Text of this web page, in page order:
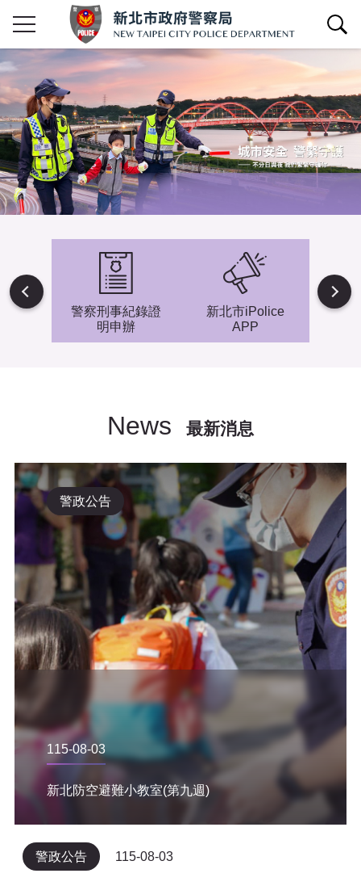
查詢區開關
難專
警察刑事紀錄證
明申辦
新北市iPolice
APP
小小
News 最新消息
警政公告
115-08-03
新北防空避難小教室(第九週)
警政公告 115-08-03